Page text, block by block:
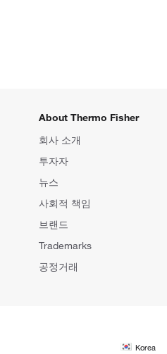
About Thermo Fisher
회사 소개
투자자
뉴스
사회적 책임
브랜드
Trademarks
공정거래
Korea